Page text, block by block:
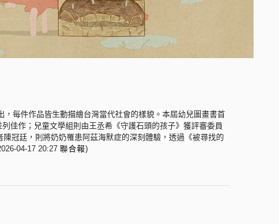
， 每件作品皆生動描繪台灣當代社會的樣貌。 本屆幼兒圖畫書首
佳作； 兒童文學組則由王丞希《守護石頭的孩子》獲評審委員
冠廷， 則將奶奶罹患阿茲海默症的深刻體驗，透過《被尋找的
04-17 20:27 聯合報)